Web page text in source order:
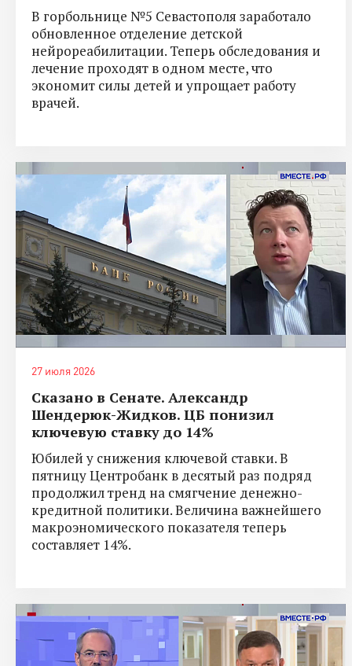
В горбольнице №5 Севастополя заработало
обновленное отделение детской
нейрореабилитации. Теперь обследования и
лечение проходят в одном месте, что
экономит силы детей и упрощает работу
врачей.
27 июля 2026
Сказано в Сенате. Александр
Шендерюк-Жидков. ЦБ понизил
ключевую ставку до 14%
Юбилей у снижения ключевой ставки. В
пятницу Центробанк в десятый раз подряд
продолжил тренд на смягчение денежно-
кредитной политики. Величина важнейшего
макроэномического показателя теперь
составляет 14%.